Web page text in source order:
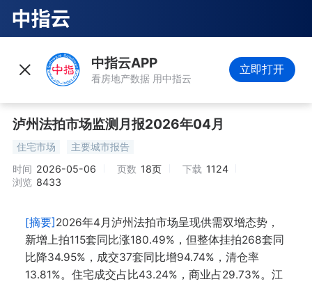
中指云APP
看房地产数据 用中指云
立即打开
泸州法拍市场监测月报2026年04月
住宅市场
主要城市报告
时间 2026-05-06 页数 18页 下载 1124
浏览 8433
[摘要]2026年4月泸州法拍市场呈现供需双增态势，
新增上拍115套同比涨180.49%，但整体挂拍268套同
比降34.95%，成交37套同比增94.74%，清仓率
13.81%。住宅成交占比43.24%，商业占29.73%。江